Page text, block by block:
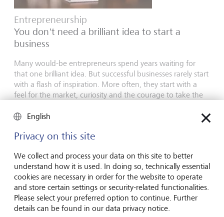
Entrepreneurship
You don't need a brilliant idea to start a
business
Many would-be entrepreneurs spend years waiting for
that one brilliant idea. But successful businesses rarely start
with a flash of inspiration. More often, they start with a
feel for the market, curiosity and the courage to take the
16 luglio 2026
Scoprire di più
Global Investment Outlook
Metà anno 2026: all'orizzonte degli eventi
L’economia globale sta assistendo a una ridefinizione degli
English
Privacy on this site
We collect and process your data on this site to better
understand how it is used. In doing so, technically essential
cookies are necessary in order for the website to operate
and store certain settings or security-related functionalities.
Please select your preferred option to continue. Further
details can be found in our data privacy notice.